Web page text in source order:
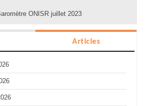
ONISR juillet 2023
Articles